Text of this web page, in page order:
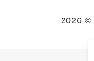
2026 ©